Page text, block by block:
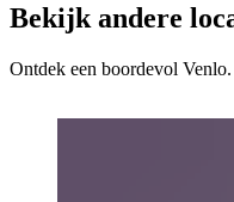
Bekijk andere
Ontdek een boordevol Venlo.